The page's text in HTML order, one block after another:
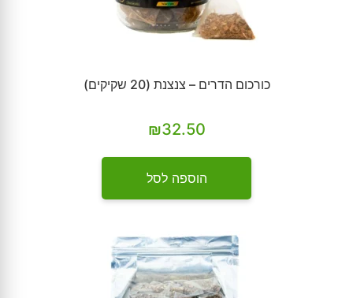
כורכום הדרים – צנצנת (20 שקיקים)
₪32.50
הוספה לסל